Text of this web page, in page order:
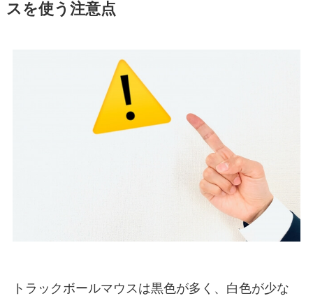
スを使う注意点
トラックボールマウスは黒色が多く、白色が少な